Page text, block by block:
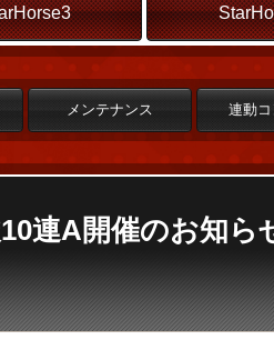
メンテナンス 連動
連A開催のお知ら